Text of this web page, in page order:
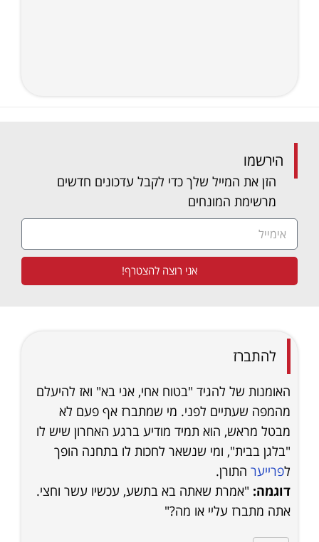
הירשמו
הזן את המייל שלך כדי לקבל עדכונים חדשים
מרשימת המונחים
אני רוצה להצטרף!
להתברז
האומנות של להגיד "בטוח אחי, אני בא" ואז להיעלם
מהמפה שעתיים לפני. מי שמתברז אף פעם לא
מבטל מראש, הוא תמיד מודיע ברגע האחרון שיש לו
"בלגן בבית", ומי שנשאר לחכות לו בתחנה הופך
לפרייער התורן.
דוגמה: "אמרת שאתה בא בתשע, עכשיו עשר וחצי.
אתה מתברז עליי או מה?"